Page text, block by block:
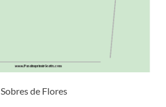
Sobres de Flores